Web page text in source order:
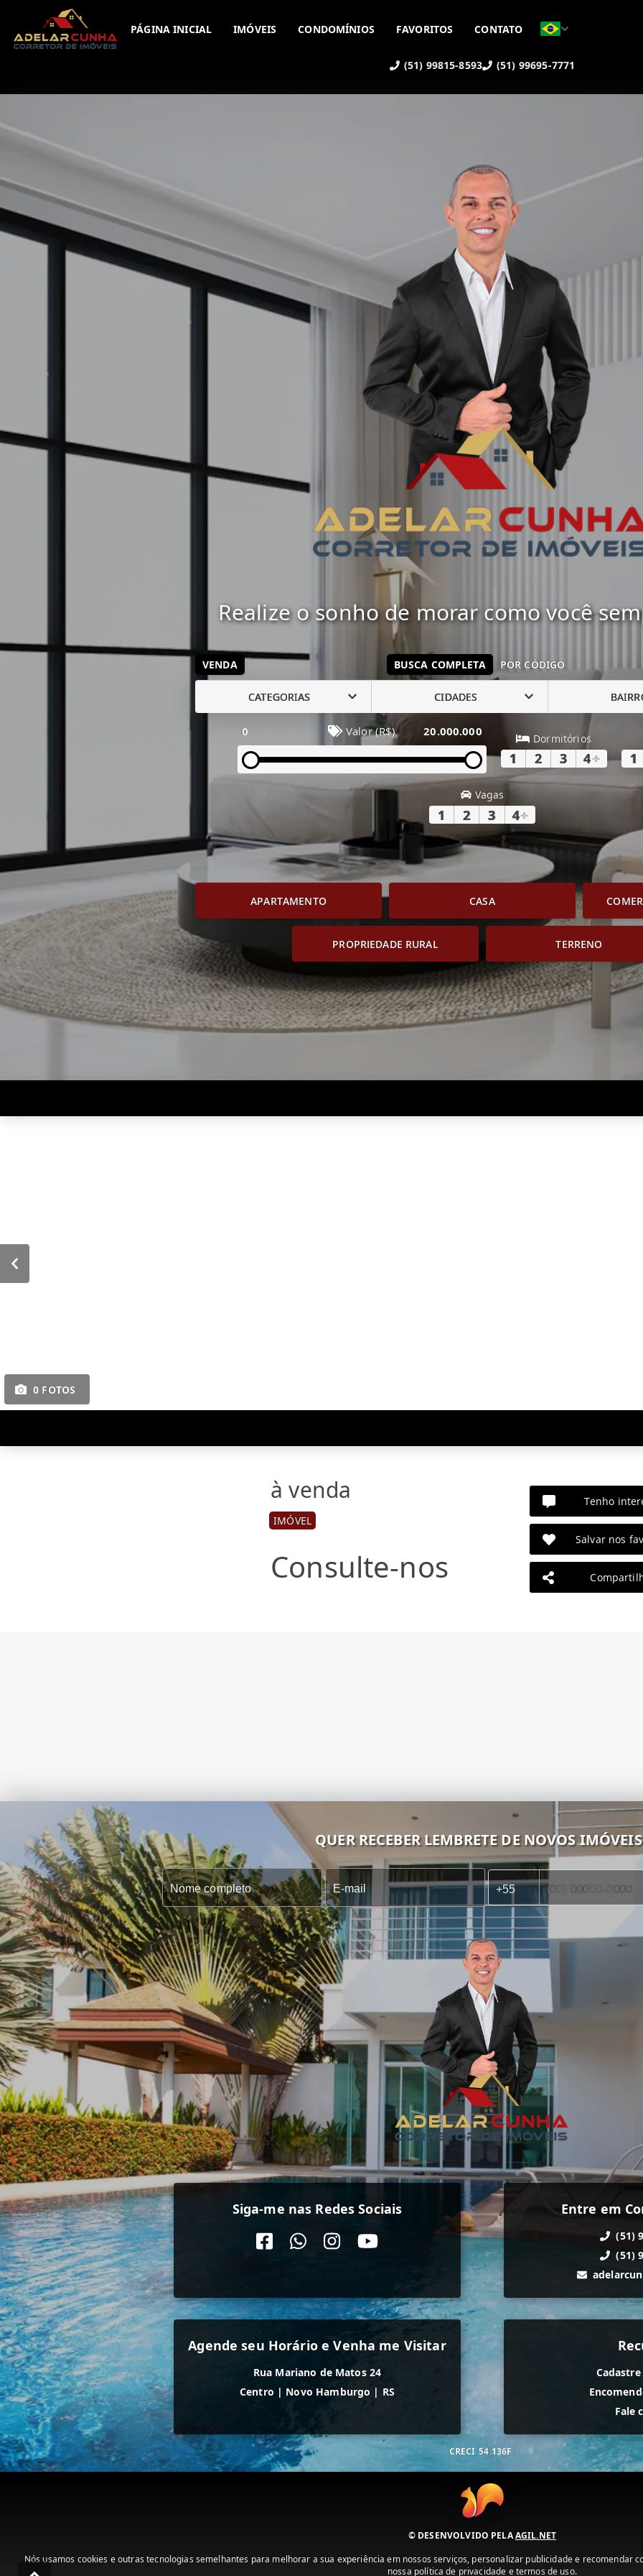
(51) 99815-8593 (51) 99695-7771
PÁGINA INICIAL IMÓVEIS CONDOMÍNIOS FAVORITOS CONTATO
Realize o sonho de morar como você
VENDA BUSCA COMPLETA POR CÓDIGO
CATEGORIAS CIDADES
0 Valor (R$) 20.000.000 Dormitórios
1 2 3 4+ 1
Vagas
1 2 3 4+
APARTAMENTO CASA
PROPRIEDADE RURAL TERRENO
0 FOTOS
à venda
IMÓVEL
Consulte-nos
Tenho
Salvar nos
QUER RECEBER LEMBRETE DE NOVOS
Siga-me nas Redes Sociais Entre em
(51)
(51)
Agende seu Horário e Venha me Visitar
Rua Mariano de Matos 24
Centro | Novo Hamburgo | RS
Fale
CRECI 54.136F
© DESENVOLVIDO PELAAGIL.NET
Nós usamos cookies e outras tecnologias semelhantes para melhorar a sua experiência em nossos serviços, personalizar publicidade e recomendar
nossa política de privacidade e termos de uso.